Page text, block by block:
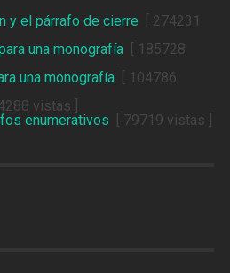
y el párrafo de cierre [ 274231
una monografía[ 185728
una monografía[ 104786
vistas ]
enumerativos [ 79719 vistas ]